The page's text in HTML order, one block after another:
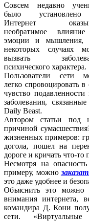
Совсем недавно
было
Интернет
необратимое
эмоции и мышления,
некоторых случаях
вызвать
психического характера.
Пользователи сети
легко спровоцировать в
чувство
заболевания,
Daily Beast.
Автором статьи под
причиной
жизненных примеров:
догола, пошел на
дороге и кричать что-то
Несмотря на
примеру, можно
это даже удобнее и
Объяснить это можно
внимания интернета,
командира Д. Кони
сети.